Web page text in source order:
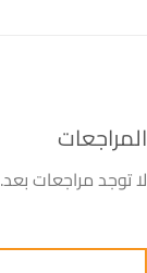
المراجعات
لا توجد مراجعات بعد.